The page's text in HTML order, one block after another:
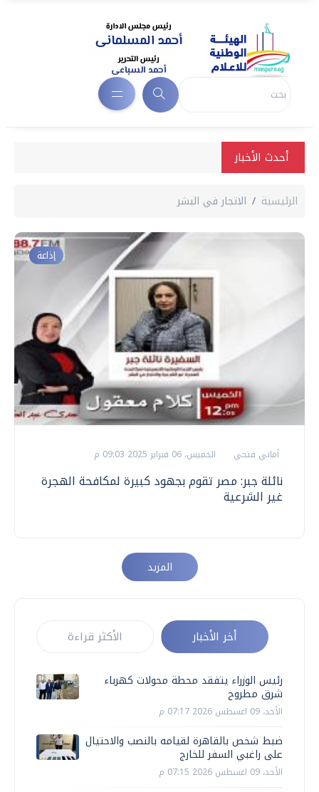
أحدث الأخبار
الرئيسية الاتجار في البشر
إذاعة
أماني فتحي الخميس، 06 فبراير 2025 09:03 م
نائلة جبر: مصر تقوم بجهود كبيرة لمكافحة الهجرة
غير الشرعية
المزيد
أخر الأخبار الأكثر قراءة
رئيس الوزراء يتفقد محطة محولات كهرباء
شرق مطروح
الأحد، 09 اغسطس 2026 07:17 م
ضبط شخص بالقاهرة لقيامه بالنصب والاحتيال
على راغبي السفر للخارج
الأحد، 09 اغسطس 2026 07:15 م